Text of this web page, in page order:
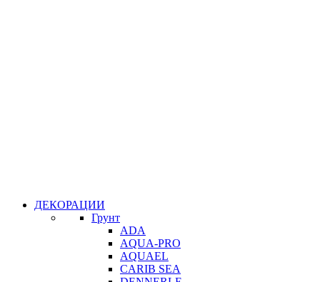
ДЕКОРАЦИИ
Грунт
ADA
AQUA-PRO
AQUAEL
CARIB SEA